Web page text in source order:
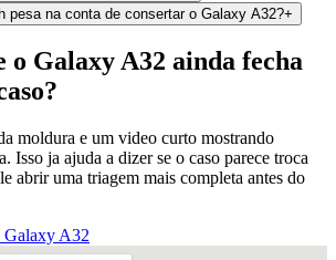
pesa na conta de consertar o Galaxy A32?+
o Galaxy A32 ainda fecha
moldura e um video curto mostrando
Isso ja ajuda a dizer se o caso parece troca
abrir uma triagem mais completa antes do
Galaxy A32